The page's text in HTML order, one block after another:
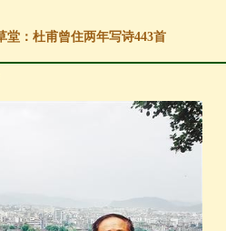
堂：杜甫曾住两年写诗443首